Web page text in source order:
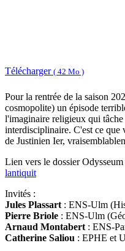
Télécharger ( 42 Mo )
Pour la rentrée de la saison
cosmopolite) un épisode
l'imaginaire religieux qui tâche
interdisciplinaire. C'est ce que
de Justinien Ier,
Lien vers le dossier
lantiquit
Invités :
Jules Plassart : ENS-Ulm
Pierre Briole : ENS-Ulm
Arnaud Montabert : ENS-
Catherine Saliou : EPHE et